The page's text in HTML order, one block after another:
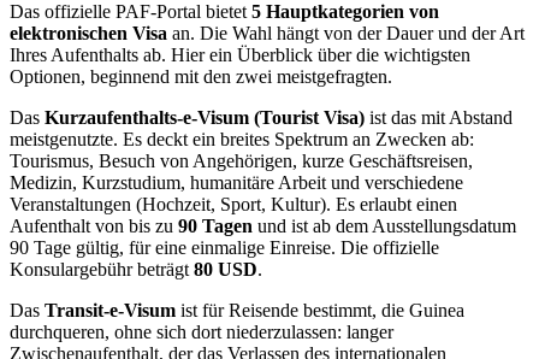
Das offizielle PAF-Portal bietet 5 Hauptkategorien von
elektronischen Visa an. Die Wahl hängt von der Dauer und der Art
Ihres Aufenthalts ab. Hier ein Überblick über die wichtigsten
Optionen, beginnend mit den zwei meistgefragten.
Das Kurzaufenthalts-e-Visum (Tourist Visa) ist das mit Abstand
meistgenutzte. Es deckt ein breites Spektrum an Zwecken ab:
Tourismus, Besuch von Angehörigen, kurze Geschäftsreisen,
Medizin, Kurzstudium, humanitäre Arbeit und verschiedene
Veranstaltungen (Hochzeit, Sport, Kultur). Es erlaubt einen
Aufenthalt von bis zu 90 Tagen und ist ab dem Ausstellungsdatum
90 Tage gültig, für eine einmalige Einreise. Die offizielle
Konsulargebühr beträgt 80 USD.
Das Transit-e-Visum ist für Reisende bestimmt, die Guinea
durchqueren, ohne sich dort niederzulassen: langer
Zwischenaufenthalt, der das Verlassen des internationalen